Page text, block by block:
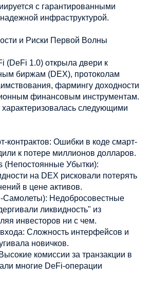
с гарантированными
инфраструктурой.
и Риски Первой Волны
(DeFi 1.0) открыла двери к
биржам (DEX), протоколам
фармингу доходности
финансовым инструментам.
следующими
контрактов: Ошибки в коде смарт-
к потере миллионов долларов.
(Непостоянные Убытки):
на DEX рисковали потерять
в цене активов.
Самолеты): Недобросовестные
ликвидность" из
инвесторов ни с чем.
Сложность интерфейсов и
новичков.
комиссии за транзакции в
многие DeFi-операции